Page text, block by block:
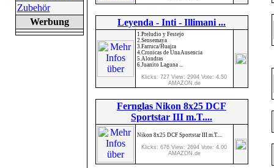
Zubehör
Werbung
Leyenda - Inti - Illimani ...
1.Preludio y Festejo
2.Sensemaya
3.Farruca/Huajra
4.Cronicas de Una Ausencia
5.Alondras
6.Juanito Laguna ...
Klicks: 727 View: 2994 Vote: 4.50
AMAZON.de
Fernglas Nikon 8x25 DCF
Sportstar III m.T....
Nikon 8x25 DCF Sportstar III m.T....
Klicks: 676 View: 2694 Vote: 4.00
AMAZON.de